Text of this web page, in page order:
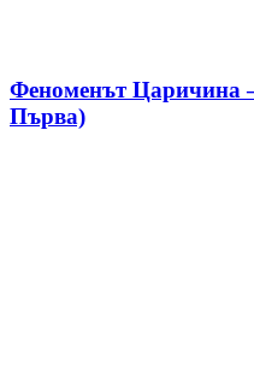
Феноменът Царичина
Първа)